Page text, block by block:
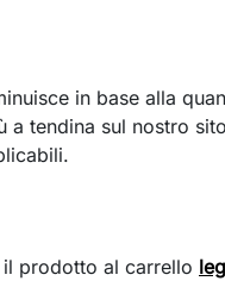
in base alla
a tendina sul nostro
prodotto al carrello